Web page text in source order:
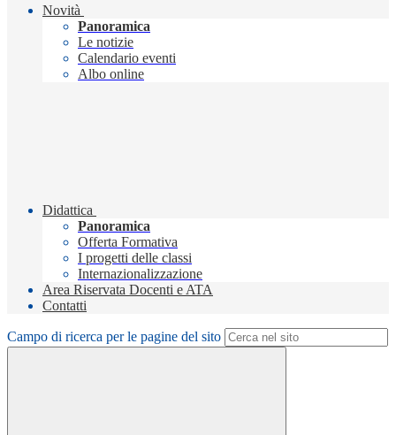
Novità
Panoramica
Le notizie
Calendario eventi
Albo online
Didattica
Panoramica
Offerta Formativa
I progetti delle classi
Internazionalizzazione
Area Riservata Docenti e ATA
Contatti
Campo di ricerca per le pagine del sito